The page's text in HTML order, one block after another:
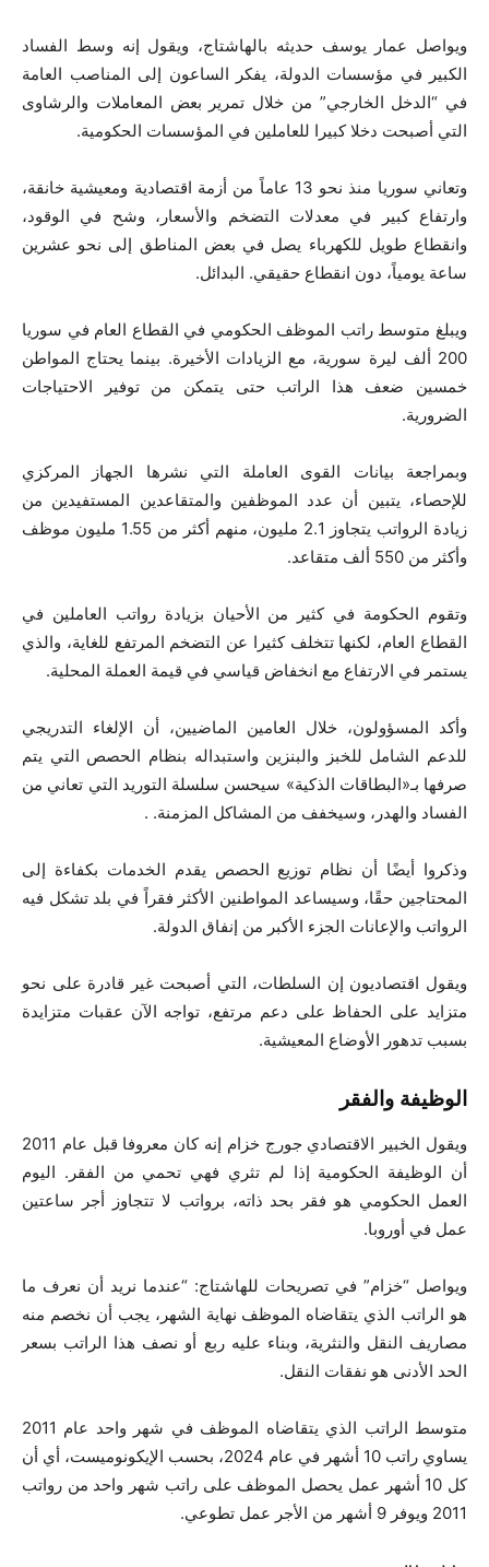
ويواصل عمار يوسف حديثه بالهاشتاج، ويقول إنه وسط الفساد
الكبير في مؤسسات الدولة، يفكر الساعون إلى المناصب العامة
في “الدخل الخارجي” من خلال تمرير بعض المعاملات والرشاوى
التي أصبحت دخلا كبيرا للعاملين في المؤسسات الحكومية.
وتعاني سوريا منذ نحو 13 عاماً من أزمة اقتصادية ومعيشية خانقة،
وارتفاع كبير في معدلات التضخم والأسعار، وشح في الوقود،
وانقطاع طويل للكهرباء يصل في بعض المناطق إلى نحو عشرين
ساعة يومياً، دون انقطاع حقيقي. البدائل.
ويبلغ متوسط ​​راتب الموظف الحكومي في القطاع العام في سوريا
200 ألف ليرة سورية، مع الزيادات الأخيرة. بينما يحتاج المواطن
خمسين ضعف هذا الراتب حتى يتمكن من توفير الاحتياجات
الضرورية.
وبمراجعة بيانات القوى العاملة التي نشرها الجهاز المركزي
للإحصاء، يتبين أن عدد الموظفين والمتقاعدين المستفيدين من
زيادة الرواتب يتجاوز 2.1 مليون، منهم أكثر من 1.55 مليون موظف
وأكثر من 550 ألف متقاعد.
وتقوم الحكومة في كثير من الأحيان بزيادة رواتب العاملين في
القطاع العام، لكنها تتخلف كثيرا عن التضخم المرتفع للغاية، والذي
يستمر في الارتفاع مع انخفاض قياسي في قيمة العملة المحلية.
وأكد المسؤولون، خلال العامين الماضيين، أن الإلغاء التدريجي
للدعم الشامل للخبز والبنزين واستبداله بنظام الحصص التي يتم
صرفها بـ«البطاقات الذكية» سيحسن سلسلة التوريد التي تعاني من
الفساد والهدر، وسيخفف من المشاكل المزمنة. .
وذكروا أيضًا أن نظام توزيع الحصص يقدم الخدمات بكفاءة إلى
المحتاجين حقًا، وسيساعد المواطنين الأكثر فقراً في بلد تشكل فيه
الرواتب والإعانات الجزء الأكبر من إنفاق الدولة.
ويقول اقتصاديون إن السلطات، التي أصبحت غير قادرة على نحو
متزايد على الحفاظ على دعم مرتفع، تواجه الآن عقبات متزايدة
بسبب تدهور الأوضاع المعيشية.
الوظيفة والفقر
ويقول الخبير الاقتصادي جورج خزام إنه كان معروفا قبل عام 2011
أن الوظيفة الحكومية إذا لم تثري فهي تحمي من الفقر. اليوم
العمل الحكومي هو فقر بحد ذاته، برواتب لا تتجاوز أجر ساعتين
عمل في أوروبا.
ويواصل “خزام” في تصريحات للهاشتاج: “عندما نريد أن نعرف ما
هو الراتب الذي يتقاضاه الموظف نهاية الشهر، يجب أن نخصم منه
مصاريف النقل والنثرية، وبناء عليه ربع أو نصف هذا الراتب بسعر
الحد الأدنى هو نفقات النقل.
متوسط ​​الراتب الذي يتقاضاه الموظف في شهر واحد عام 2011
يساوي راتب 10 أشهر في عام 2024، بحسب الإيكونوميست، أي أن
كل 10 أشهر عمل يحصل الموظف على راتب شهر واحد من رواتب
2011 ويوفر 9 أشهر من الأجر عمل تطوعي.